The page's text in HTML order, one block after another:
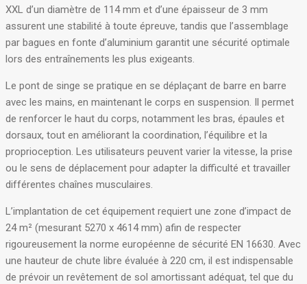
XXL d’un diamètre de 114 mm et d’une épaisseur de 3 mm
assurent une stabilité à toute épreuve, tandis que l’assemblage
par bagues en fonte d’aluminium garantit une sécurité optimale
lors des entraînements les plus exigeants.
Le pont de singe se pratique en se déplaçant de barre en barre
avec les mains, en maintenant le corps en suspension. Il permet
de renforcer le haut du corps, notamment les bras, épaules et
dorsaux, tout en améliorant la coordination, l’équilibre et la
proprioception. Les utilisateurs peuvent varier la vitesse, la prise
ou le sens de déplacement pour adapter la difficulté et travailler
différentes chaînes musculaires.
L’implantation de cet équipement requiert une zone d’impact de
24 m² (mesurant 5270 x 4614 mm) afin de respecter
rigoureusement la norme européenne de sécurité EN 16630. Avec
une hauteur de chute libre évaluée à 220 cm, il est indispensable
de prévoir un revêtement de sol amortissant adéquat, tel que du